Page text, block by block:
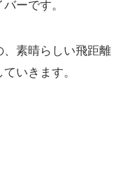
ーです。
素晴らしい飛距離
いきます。